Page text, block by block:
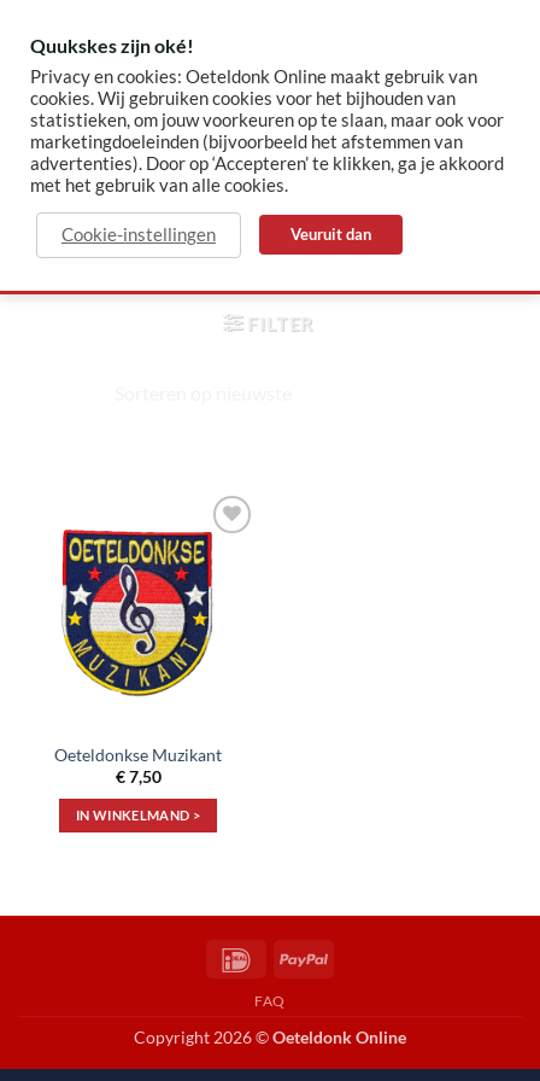
content
✓ Sinds 2015 jouw Oeteldonk-shop ✓ Veilig betalen via Mollie
oeteldonkse muzikant
HOME / PRODUCTEN GETAGGED “OETELDONKSE
FILTER
Toevoegen
aan
verlanglijst
Oeteldonkse Muzikant
€7,50
IN WINKELMAND >
IDeal PayPal
FAQ
Copyright 2026 ©Oeteldonk Online
Quukskes zijn oké!
Privacy en cookies: Oeteldonk Online maakt gebruik van
cookies. Wij gebruiken cookies voor het bijhouden van
statistieken, om jouw voorkeuren op te slaan, maar ook voor
marketingdoeleinden (bijvoorbeeld het afstemmen van
advertenties). Door op ‘Accepteren’ te klikken, ga je akkoord
met het gebruik van alle cookies.
Cookie-instellingen Veuruit dan